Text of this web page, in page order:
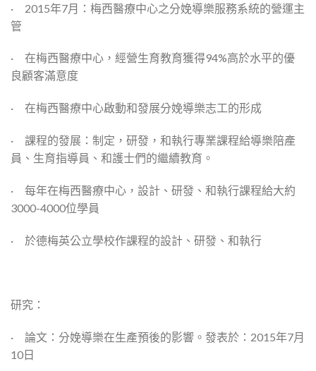
· 2015年7月：梅西醫療中心之分娩導樂服務系統的營運主
管
· 在梅西醫療中心，經營生育教育獲得94%高於水平的優
良顧客滿意度
· 在梅西醫療中心啟動和發展分娩導樂志工的形成
· 課程的發展：制定，研發，和執行專業課程給導樂陪產
員、生育指導員、和護士們的繼續教育。
· 每年在梅西醫療中心，設計、研發、和執行課程給大約
3000-4000位學員
· 於德梅英公立學校作課程的設計、研發、和執行
研究：
· 論文：分娩導樂在生產預後的影響。發表於：2015年7月
10日